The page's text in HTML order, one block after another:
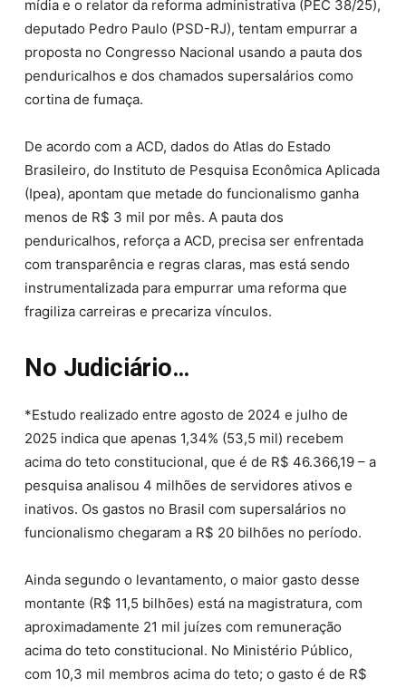
mídia e o relator da reforma administrativa (PEC 38/25),
deputado Pedro Paulo (PSD-RJ), tentam empurrar a
proposta no Congresso Nacional usando a pauta dos
penduricalhos e dos chamados supersalários como
cortina de fumaça.
De acordo com a ACD, dados do Atlas do Estado
Brasileiro, do Instituto de Pesquisa Econômica Aplicada
(Ipea), apontam que metade do funcionalismo ganha
menos de R$ 3 mil por mês. A pauta dos
penduricalhos, reforça a ACD, precisa ser enfrentada
com transparência e regras claras, mas está sendo
instrumentalizada para empurrar uma reforma que
fragiliza carreiras e precariza vínculos.
No Judiciário…
*Estudo realizado entre agosto de 2024 e julho de
2025 indica que apenas 1,34% (53,5 mil) recebem
acima do teto constitucional, que é de R$ 46.366,19 – a
pesquisa analisou 4 milhões de servidores ativos e
inativos. Os gastos no Brasil com supersalários no
funcionalismo chegaram a R$ 20 bilhões no período.
Ainda segundo o levantamento, o maior gasto desse
montante (R$ 11,5 bilhões) está na magistratura, com
aproximadamente 21 mil juízes com remuneração
acima do teto constitucional. No Ministério Público,
com 10,3 mil membros acima do teto; o gasto é de R$